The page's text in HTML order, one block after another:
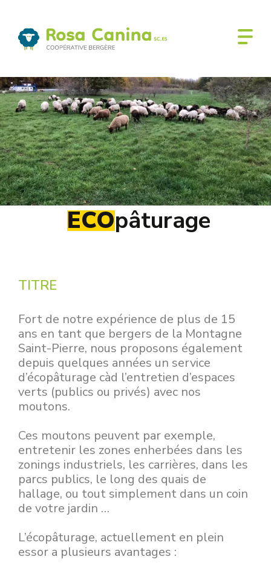
ECOpâturage
TITRE
Fort de notre expérience de plus de 15
ans en tant que bergers de la Montagne
Saint-Pierre, nous proposons également
depuis quelques années un service
d’écopâturage càd l’entretien d’espaces
verts (publics ou privés) avec nos
moutons.
Ces moutons peuvent par exemple,
entretenir les zones enherbées dans les
zonings industriels, les carrières, dans les
parcs publics, le long des quais de
hallage, ou tout simplement dans un coin
de votre jardin …
L’écopâturage, actuellement en plein
essor a plusieurs avantages :